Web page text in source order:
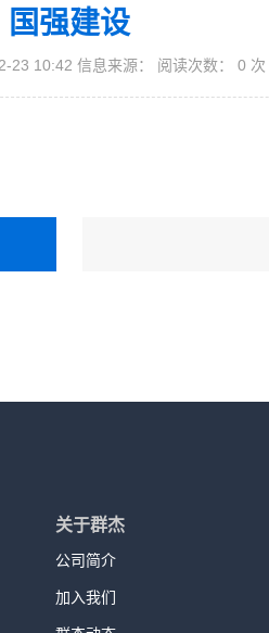
国强建设
23 10:42 信息来源： 阅读次数： 0 次
关于群杰
公司简介
加入我们